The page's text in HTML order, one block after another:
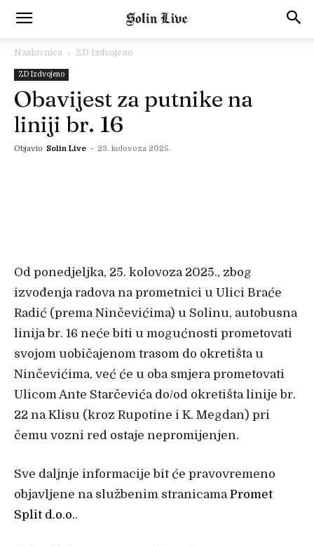
Naslovnica ZD Izdvojeno
ZD Izdvojeno
Obavijest za putnike na
liniji br. 16
Objavio Solin Live - 23. kolovoza 2025.
Od ponedjeljka, 25. kolovoza 2025., zbog
izvođenja radova na prometnici u Ulici Braće
Radić (prema Ninčevićima) u Solinu, autobusna
linija br. 16 neće biti u mogućnosti prometovati
svojom uobičajenom trasom do okretišta u
Ninčevićima, već će u oba smjera prometovati
Ulicom Ante Starčevića do/od okretišta linije br.
22 na Klisu (kroz Rupotine i K. Megdan) pri
čemu vozni red ostaje nepromijenjen.
Sve daljnje informacije bit će pravovremeno
objavljene na službenim stranicamaPromet
Split d.o.o..